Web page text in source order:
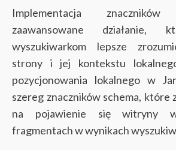
Implementacja
zaawansowane działanie,
wyszukiwarkom lepsze
strony i jej kontekstu
pozycjonowania lokalnego w
szereg znaczników schema, które
na pojawienie się witryny
fragmentach w wynikach